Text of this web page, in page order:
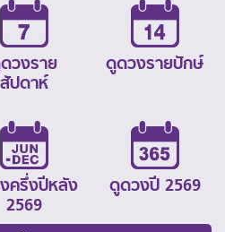
วงราย
สัปดาห์
ดูดวงรายปักษ์
ครึ่งปีหลัง
2569
ดูดวงปี 2569